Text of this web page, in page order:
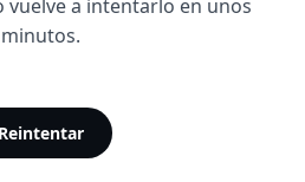
vuelve a intentarlo en unos
minutos.
Reintentar